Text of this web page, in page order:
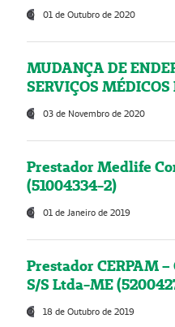
01 de Outubro de 2020
MUDANÇA DE
SERVIÇOS
03 de Novembro de 2020
Prestador Medlife
(51004334-2)
01 de Janeiro de 2019
Prestador CERPAM
S/S Ltda-ME
18 de Outubro de 2019